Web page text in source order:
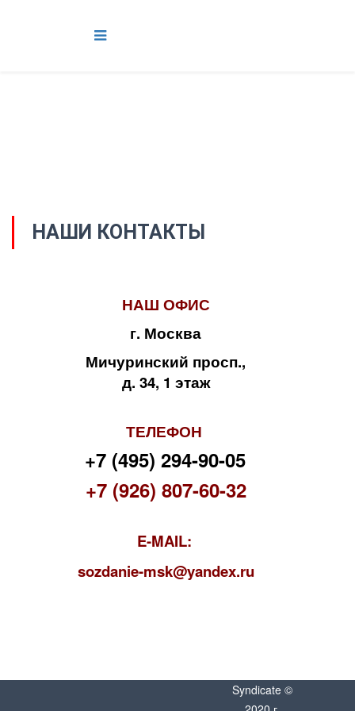
НАШИ КОНТАКТЫ
НАШ ОФИС
г. Москва
Мичуринский просп.,
д. 34, 1 этаж
ТЕЛЕФОН
+7 (495) 294-90-05
+7 (926) 807-60-32
E-MAIL:
sozdanie-msk@yandex.ru
Syndicate ©